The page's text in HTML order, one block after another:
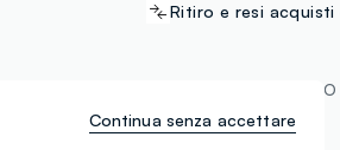
Ritiro e resi acquisti
METODI DI PAGAMENTO
Samsung Pay
Continua senza accettare